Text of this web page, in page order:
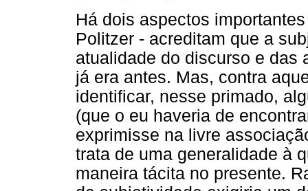
Há dois aspectos
Politzer - acreditam que a
atualidade do discurso e das
já era antes. Mas, contra
identificar, nesse primado,
(que o eu haveria de
exprimisse na livre
trata de uma generalidade à
maneira tácita no presente.